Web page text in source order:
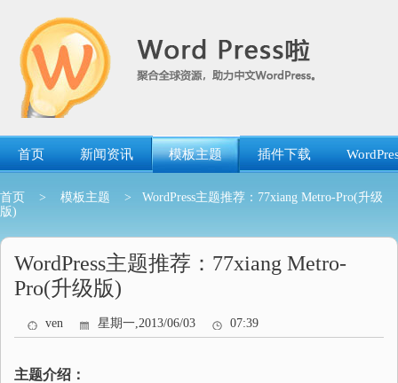
首页 新闻资讯 模板主题 插件下载
首页 > 模板主题
> WordPress主题推荐：77xiang Metro-Pro(升级
版)
WordPress主题推荐：77xiang Metro-
Pro(升级版)
ven 星期一,2013/06/03 07:39
主题介绍：